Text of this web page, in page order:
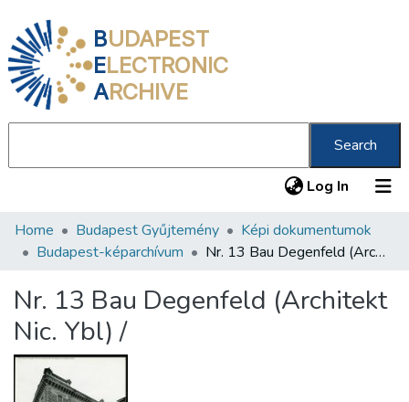
BUDAPEST
ELECTRONIC
ARCHIVE
Search
Log In (current)
Communities & Collections
Statistics
About us
Home Budapest Gyűjtemény
Képi dokumentumok
Budapest-képarchívum
Nr. 13 Bau Degenfeld (Architekt Nic. Ybl) /
Nr. 13 Bau Degenfeld (Architekt
Nic. Ybl) /